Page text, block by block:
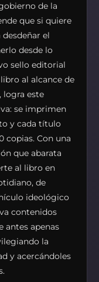
de la
que si quiere
el
desde lo
sello editorial
al alcance de
logra este
se imprimen
y cada título
copias. Con una
que abarata
al libro en
de
ideológico
contenidos
antes apenas
la
y acercándoles